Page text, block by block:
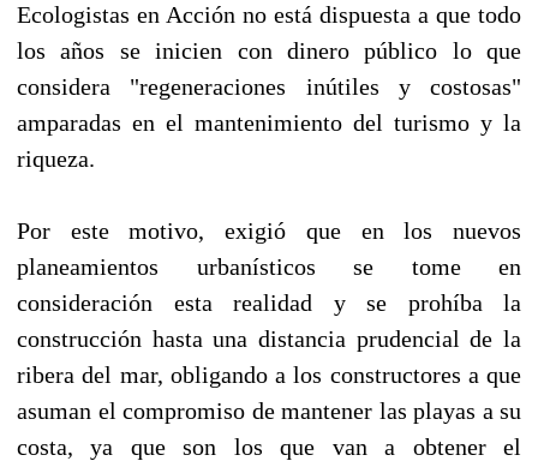
Ecologistas en Acción no está dispuesta a que todo
los años se inicien con dinero público lo que
considera "regeneraciones inútiles y costosas"
amparadas en el mantenimiento del turismo y la
riqueza.
Por este motivo, exigió que en los nuevos
planeamientos urbanísticos se tome en
consideración esta realidad y se prohíba la
construcción hasta una distancia prudencial de la
ribera del mar, obligando a los constructores a que
asuman el compromiso de mantener las playas a su
costa, ya que son los que van a obtener el